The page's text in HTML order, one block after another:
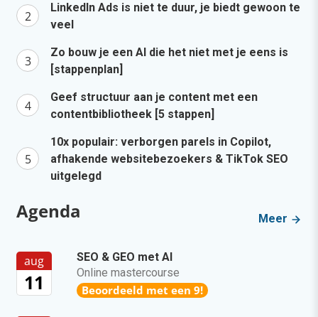
LinkedIn Ads is niet te duur, je biedt gewoon te
veel
Zo bouw je een AI die het niet met je eens is
[stappenplan]
Geef structuur aan je content met een
contentbibliotheek [5 stappen]
10x populair: verborgen parels in Copilot,
afhakende websitebezoekers & TikTok SEO
uitgelegd
Agenda Meer
aug
11
SEO & GEO met AI
Online mastercourse
Beoordeeld met een 9!